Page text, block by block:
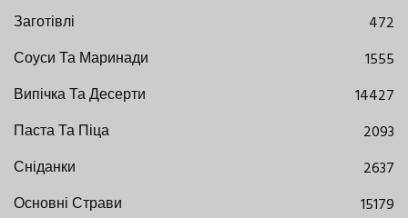
Заготівлі
472
Соуси Та Маринади
1555
Випічка Та Десерти
14427
Паста Та Піца
2093
Сніданки
2637
Основні Страви
15179